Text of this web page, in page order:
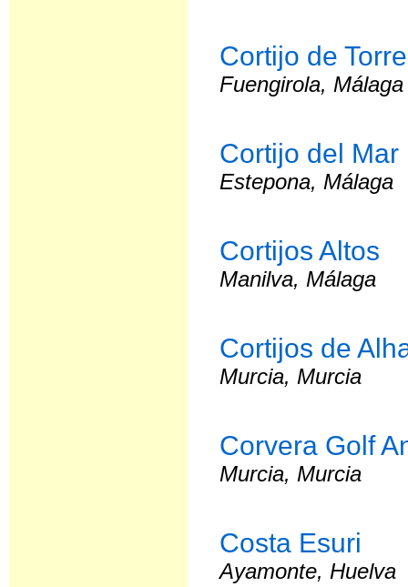
Cortijo de
Fuengirola, Málaga
Cortijo del Mar
Estepona, Málaga
Cortijos Altos
Manilva, Málaga
Cortijos de
Murcia, Murcia
Corvera Golf
Murcia, Murcia
Costa Esuri
Ayamonte, Huelva